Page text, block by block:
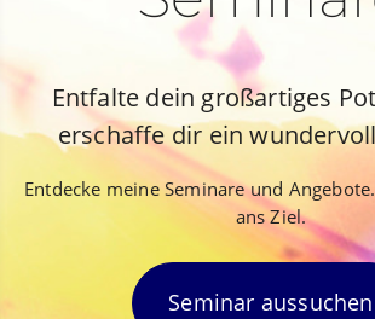
Entfalte dein großartiges
erschaffe dir ein
Entdecke meine Seminare und
ans Ziel.
Seminar aussuchen